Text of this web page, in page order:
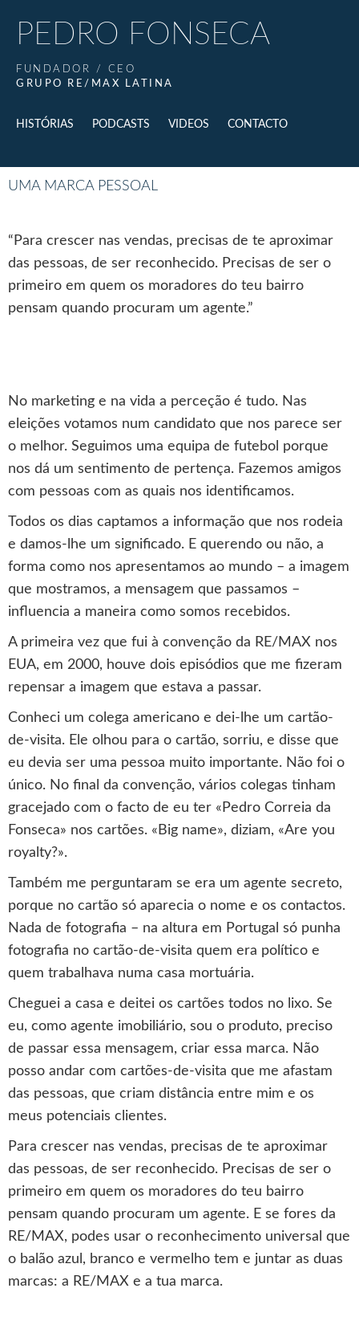
PEDRO FONSECA
FUNDADOR / CEO
GRUPO RE/MAX LATINA
HISTÓRIAS PODCASTS VIDEOS CONTACTO
UMA MARCA PESSOAL
“Para crescer nas vendas, precisas de te aproximar
das pessoas, de ser reconhecido. Precisas de ser o
primeiro em quem os moradores do teu bairro
pensam quando procuram um agente.”
No marketing e na vida a perceção é tudo. Nas
eleições votamos num candidato que nos parece ser
o melhor. Seguimos uma equipa de futebol porque
nos dá um sentimento de pertença. Fazemos amigos
com pessoas com as quais nos identificamos.
Todos os dias captamos a informação que nos rodeia
e damos-lhe um significado. E querendo ou não, a
forma como nos apresentamos ao mundo – a imagem
que mostramos, a mensagem que passamos –
influencia a maneira como somos recebidos.
A primeira vez que fui à convenção da RE/MAX nos
EUA, em 2000, houve dois episódios que me fizeram
repensar a imagem que estava a passar.
Conheci um colega americano e dei-lhe um cartão-
de-visita. Ele olhou para o cartão, sorriu, e disse que
eu devia ser uma pessoa muito importante. Não foi o
único. No final da convenção, vários colegas tinham
gracejado com o facto de eu ter «Pedro Correia da
Fonseca» nos cartões. «Big name», diziam, «Are you
royalty?».
Também me perguntaram se era um agente secreto,
porque no cartão só aparecia o nome e os contactos.
Nada de fotografia – na altura em Portugal só punha
fotografia no cartão-de-visita quem era político e
quem trabalhava numa casa mortuária.
Cheguei a casa e deitei os cartões todos no lixo. Se
eu, como agente imobiliário, sou o produto, preciso
de passar essa mensagem, criar essa marca. Não
posso andar com cartões-de-visita que me afastam
das pessoas, que criam distância entre mim e os
meus potenciais clientes.
Para crescer nas vendas, precisas de te aproximar
das pessoas, de ser reconhecido. Precisas de ser o
primeiro em quem os moradores do teu bairro
pensam quando procuram um agente. E se fores da
RE/MAX, podes usar o reconhecimento universal que
o balão azul, branco e vermelho tem e juntar as duas
marcas: a RE/MAX e a tua marca.